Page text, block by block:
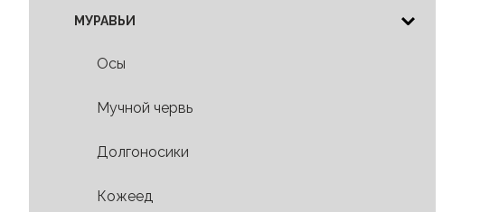
МУРАВЬИ
Осы
Мучной червь
Долгоносики
Кожеед